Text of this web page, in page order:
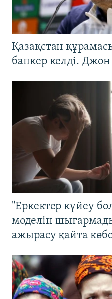
Қазақстан
бапкер келді. Джон
"Еркектер күйеу
моделін
ажырасу қайта